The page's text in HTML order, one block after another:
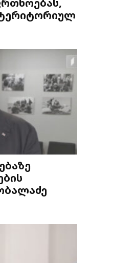
ტერიტორიულ